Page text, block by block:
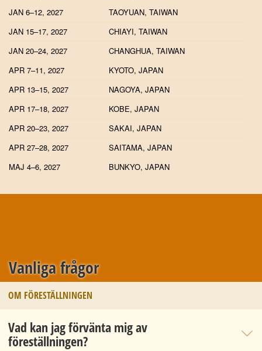
JAN 6–12, 2027
TAOYUAN, TAIWAN
JAN 15–17, 2027
CHIAYI, TAIWAN
JAN 20–24, 2027
CHANGHUA, TAIWAN
APR 7–11, 2027
KYOTO, JAPAN
APR 13–15, 2027
NAGOYA, JAPAN
APR 17–18, 2027
KOBE, JAPAN
APR 20–23, 2027
SAKAI, JAPAN
APR 27–28, 2027
SAITAMA, JAPAN
MAJ 4–6, 2027
BUNKYO, JAPAN
Vanliga frågor
OM FÖRESTÄLLNINGEN
Vad kan jag förvänta mig av
föreställningen?